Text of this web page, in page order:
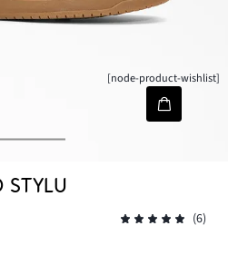
[node-product-wishlist]
STYLU
(6)